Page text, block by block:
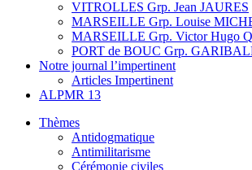
VITROLLES Grp. Jean JAURES
MARSEILLE Grp. Louise
MARSEILLE Grp. Victor Hugo
PORT de BOUC Grp.
Notre journal l’impertinent
Articles Impertinent
ALPMR 13
Thèmes
Antidogmatique
Antimilitarisme
Cérémonie civiles